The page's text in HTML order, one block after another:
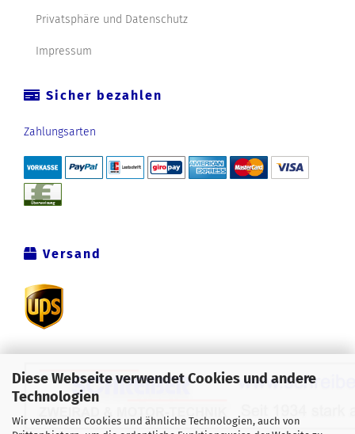
Diese Webseite verwendet Cookies und andere
Technologien
Wir verwenden Cookies und ähnliche Technologien, auch von
Privatsphäre und Datenschutz
Impressum
Sicher bezahlen
Zahlungsarten
Versand